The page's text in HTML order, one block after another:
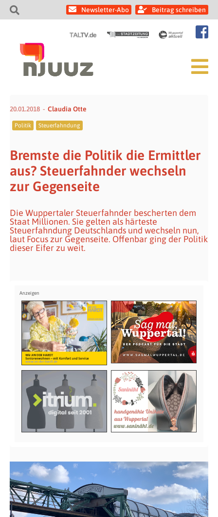
Newsletter-Abo Beitrag schreiben
20.01.2018 Claudia Otte
Politik Steuerfahndung
Bremste die Politik die Ermittler
aus? Steuerfahnder wechseln
zur Gegenseite
Die Wuppertaler Steuerfahnder bescherten dem
Staat Millionen. Sie gelten als härteste
Steuerfahndung Deutschlands und wechseln nun,
laut Focus zur Gegenseite. Offenbar ging der Politik
dieser Eifer zu weit.